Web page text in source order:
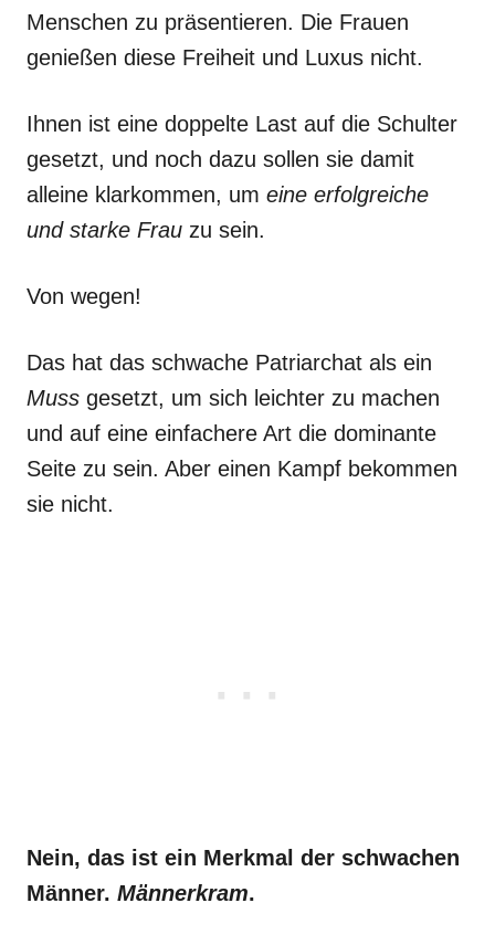
Menschen zu präsentieren. Die Frauen
genießen diese Freiheit und Luxus nicht.
Ihnen ist eine doppelte Last auf die Schulter
gesetzt, und noch dazu sollen sie damit
alleine klarkommen, um eine erfolgreiche
und starke Frau zu sein.
Von wegen!
Das hat das schwache Patriarchat als ein
Muss gesetzt, um sich leichter zu machen
und auf eine einfachere Art die dominante
Seite zu sein. Aber einen Kampf bekommen
sie nicht.
Nein, das ist ein Merkmal der schwachen
Männer. Männerkram.